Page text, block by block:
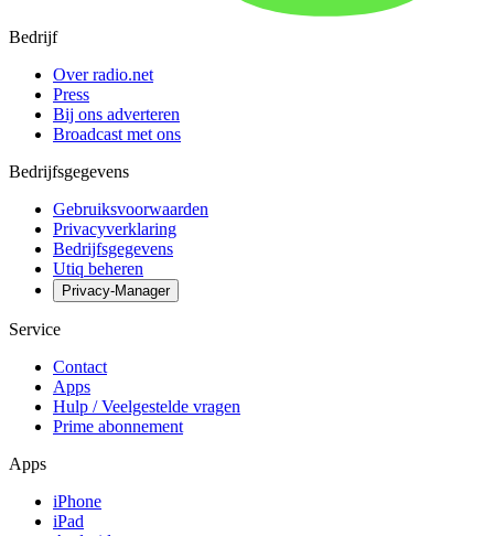
Bedrijf
Over radio.net
Press
Bij ons adverteren
Broadcast met ons
Bedrijfsgegevens
Gebruiksvoorwaarden
Privacyverklaring
Bedrijfsgegevens
Utiq beheren
Privacy-Manager
Service
Contact
Apps
Hulp / Veelgestelde vragen
Prime abonnement
Apps
iPhone
iPad